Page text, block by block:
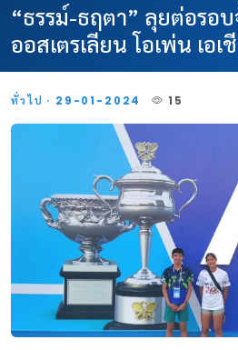
“ธรรม์-ธฤตา” ลุยต่อรอ
ออสเตรเลียน โอเพ่น เอ
ทั่วไป · 29-01-2024 15